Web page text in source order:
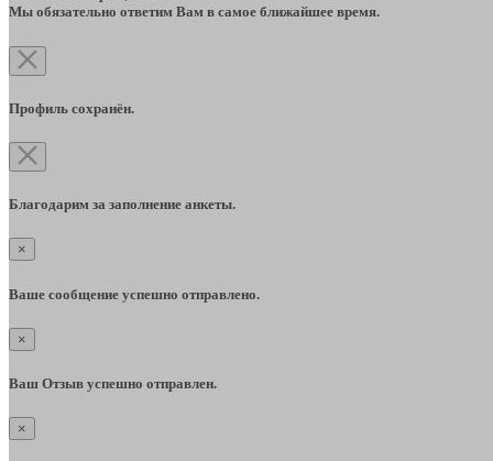
Мы обязательно ответим Вам в самое ближайшее время.
Профиль сохранён.
Благодарим за заполнение анкеты.
×
Ваше сообщение успешно отправлено.
×
Ваш Отзыв успешно отправлен.
×